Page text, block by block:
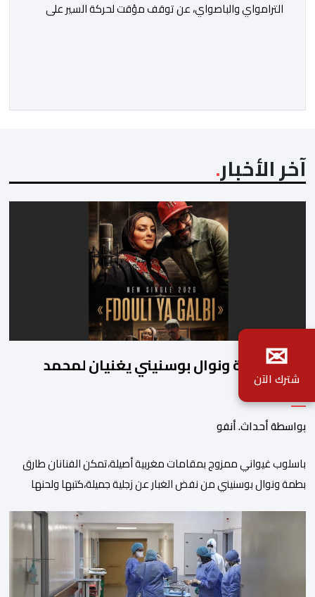
الترامواي والباصواي، عن توقف مؤقت لحركة السير على
الكبيير للقطار فائق […]
آخر الأخبار
طارق بطمة ونوال بوسنيني يغنيان لمحمد
بطمة
بواسطة أحداث. أنفو
باسلوب غيواني ممزوج بمقامات مغربية أصيلة،تمكن الفنانان طارق
بطمة ونوال بوسنيني من نفض الغبار عن زجلية جميلة،كتبها ولحنها
بعنوان ” فضولي ياقلبي” ،قام بتوزيعها اسامة باهي،باسلوب سلس
وبسيط، متحكما في الجمل الموسيقية والانتقالات الجميلة..استطاع
الفنانان طارق بطمة ونوال بوسنيني أن يعطيا روحا فريدة لهذه
الاغنية,بفضل أدا […]
✉
شترك الآن